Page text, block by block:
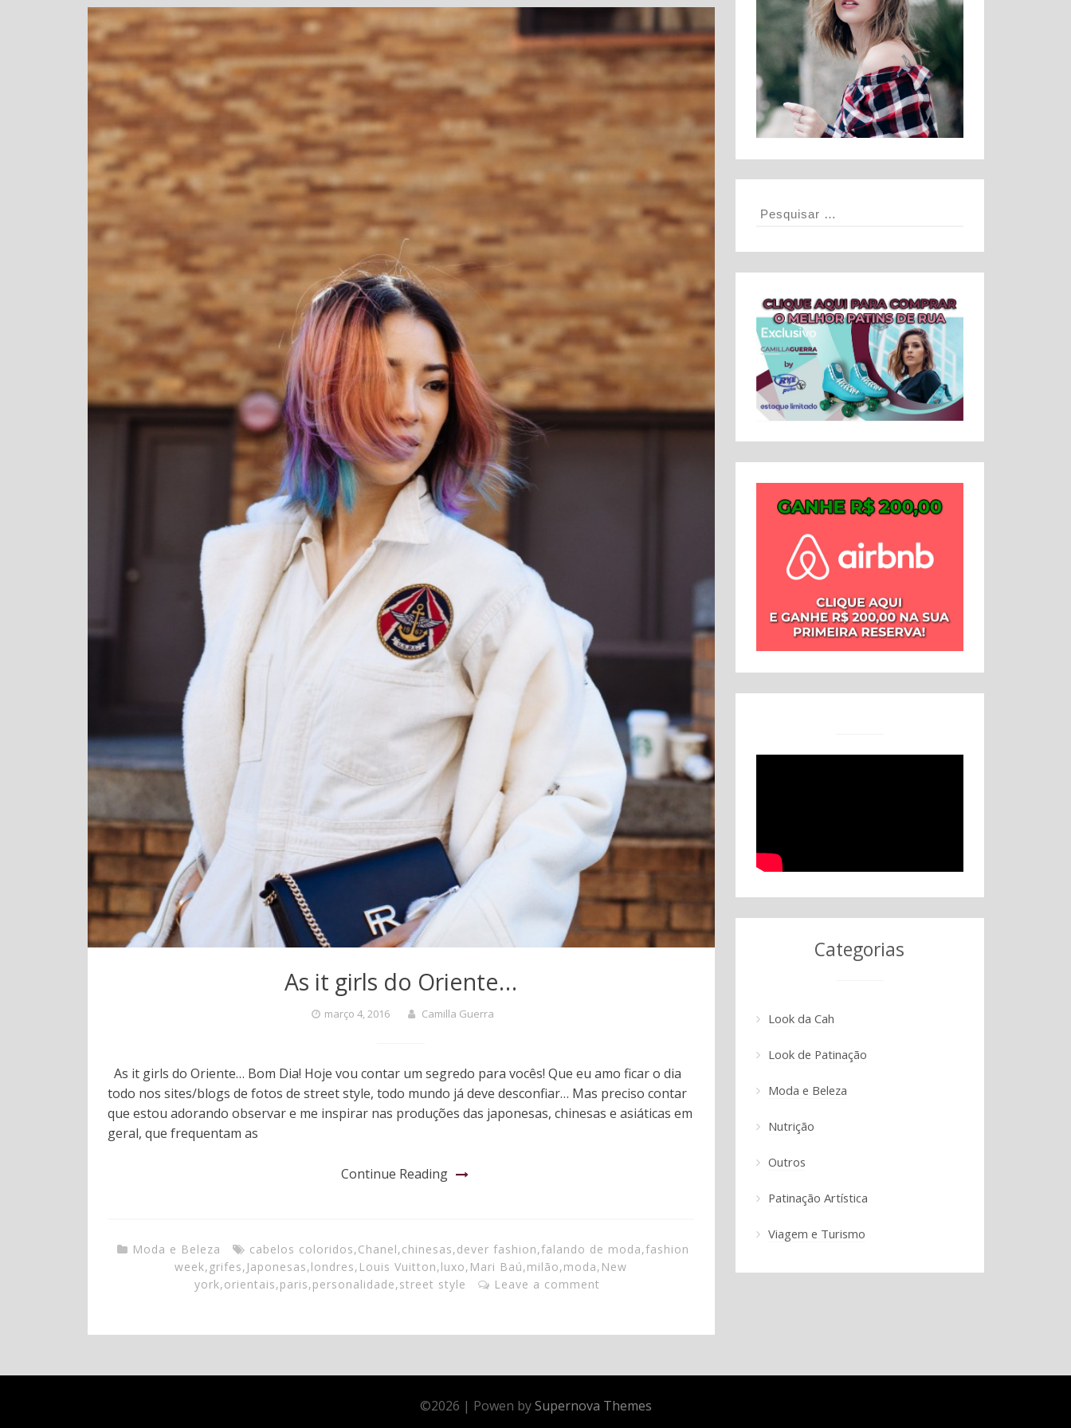
As it girls do Oriente…
março 4, 2016 Camilla Guerra
As it girls do Oriente… Bom Dia! Hoje vou contar um segredo para vocês! Que eu amo ficar o dia
todo nos sites/blogs de fotos de street style, todo mundo já deve desconfiar… Mas preciso contar
que estou adorando observar e me inspirar nas produções das japonesas, chinesas e asiáticas em
geral, que frequentam as
Continue Reading
Moda e Beleza cabelos coloridos,Chanel,chinesas,dever fashion,falando de moda,fashion
week, grifes, Japonesas,londres, Louis Vuitton,luxo, Mari Baú,milão,moda, New
york,orientais,paris,personalidade,street style Leave a comment
Categorias
Look da Cah
Look de Patinação
Moda e Beleza
Nutrição
Outros
Patinação Artística
Viagem e Turismo
©2026 | Powen by Supernova Themes